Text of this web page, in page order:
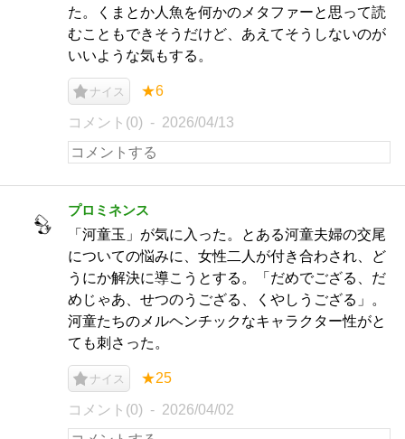
た。くまとか人魚を何かのメタファーと思って読
むこともできそうだけど、あえてそうしないのが
いいような気もする。
ナイス ★6
コメント(0) 2026/04/13
プロミネンス
「河童玉」が気に入った。とある河童夫婦の交尾
についての悩みに、女性二人が付き合わされ、ど
うにか解決に導こうとする。「だめでござる、だ
めじゃあ、せつのうござる、くやしうござる」。
河童たちのメルヘンチックなキャラクター性がと
ても刺さった。
ナイス ★25
コメント(0) 2026/04/02